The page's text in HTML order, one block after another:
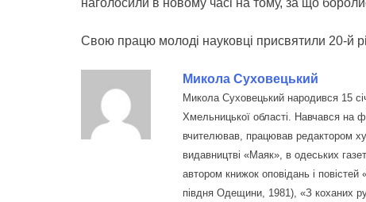
наголосили в новому часі на тому, за що
Свою працю молоді науковці присвятили 20-й
Микола Суховецький
Микола Суховецький народився 15
Хмельницької області. Навчався на
вчителював, працював редактором
видавництві «Маяк», в одеських
автором книжок оповідань і
півдня Одещини, 1981), «З коханих